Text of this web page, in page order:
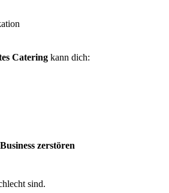
Catering kann dich:
zerstören
sind.